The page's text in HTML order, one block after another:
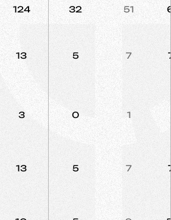
124 32 51
13 5 7
3 0 1
13 5 7